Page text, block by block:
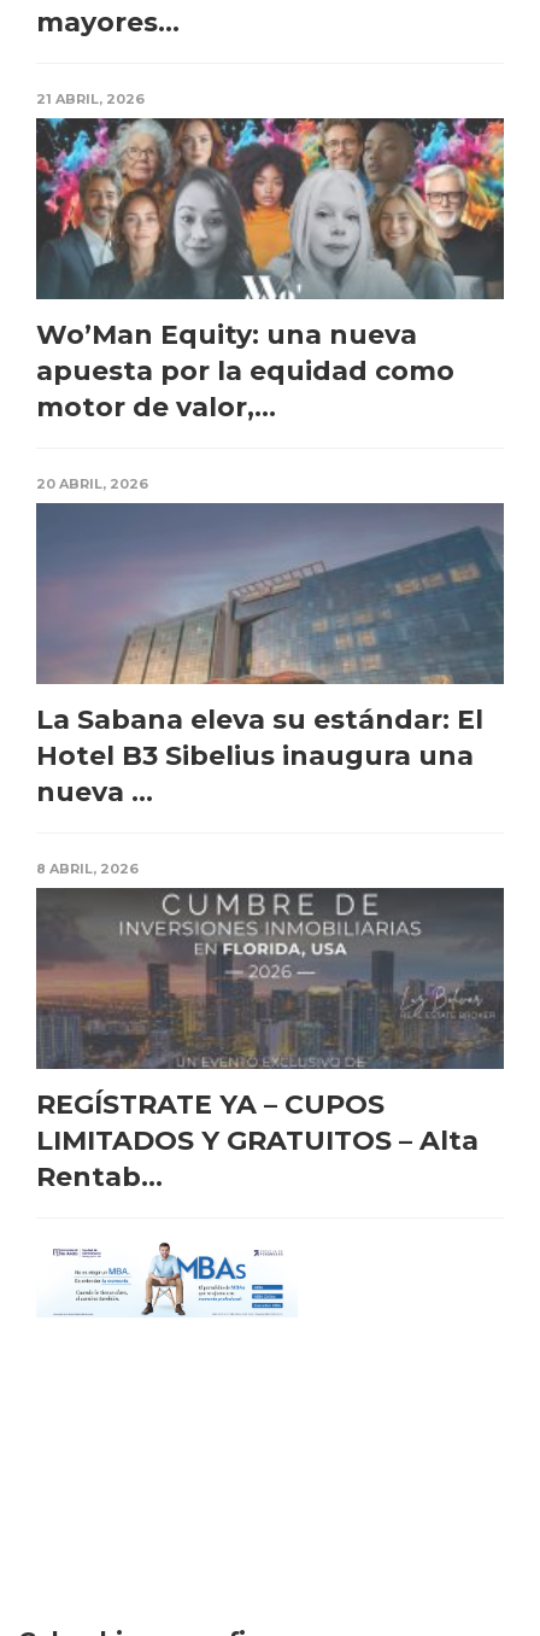
mayores...
21 ABRIL, 2026
Wo’Man Equity: una nueva
apuesta por la equidad como
motor de valor,...
20 ABRIL, 2026
La Sabana eleva su estándar: El
Hotel B3 Sibelius inaugura una
nueva ...
8 ABRIL, 2026
REGÍSTRATE YA – CUPOS
LIMITADOS Y GRATUITOS – Alta
Rentab...